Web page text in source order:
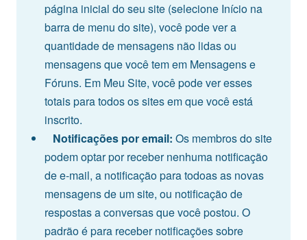
página inicial do seu site (selecione Início na
barra de menu do site), você pode ver a
quantidade de mensagens não lidas ou
mensagens que você tem em Mensagens e
Fóruns. Em Meu Site, você pode ver esses
totais para todos os sites em que você está
inscrito.
Notificações por email: Os membros do site
podem optar por receber nenhuma notificação
de e-mail, a notificação para todoas as novas
mensagens de um site, ou notificação de
respostas a conversas que você postou. O
padrão é para receber notificações sobre